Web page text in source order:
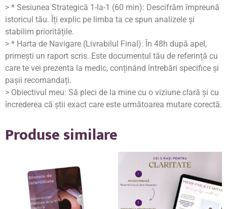
> * Sesiunea Strategică 1-la-1 (60 min): Descifrăm împreună
istoricul tău. Îți explic pe limba ta ce spun analizele și
stabilim prioritățile.
> * Harta de Navigare (Livrabilul Final): În 48h după apel,
primești un raport scris. Este documentul tău de referință cu
care te vei prezenta la medic, conținând întrebări specifice și
pașii recomandați.
> Obiectivul meu: Să pleci de la mine cu o viziune clară și cu
încrederea că știi exact care este următoarea mutare corectă.
Produse similare